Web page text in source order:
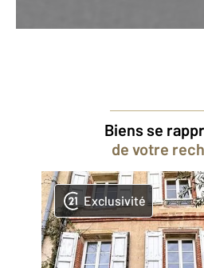
Biens se
de votre
Exclusivité